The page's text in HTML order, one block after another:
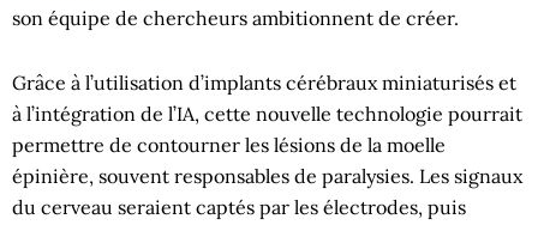
son équipe de chercheurs ambitionnent de créer.
Grâce à l’utilisation d’implants cérébraux miniaturisés et
à l’intégration de l’IA, cette nouvelle technologie pourrait
permettre de contourner les lésions de la moelle
épinière, souvent responsables de paralysies. Les signaux
du cerveau seraient captés par les électrodes, puis